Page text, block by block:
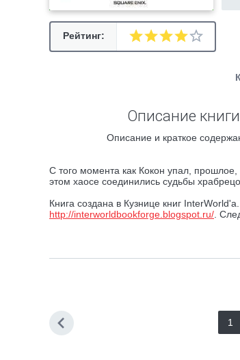
Рейтинг:
Описание
Описание и краткое
С того момента как Кокон упал,
этом хаосе соединились судьбы
Книга создана в Кузнице книг InterWorld'а.
http://interworldbookforge.blogspot.ru/ .
1